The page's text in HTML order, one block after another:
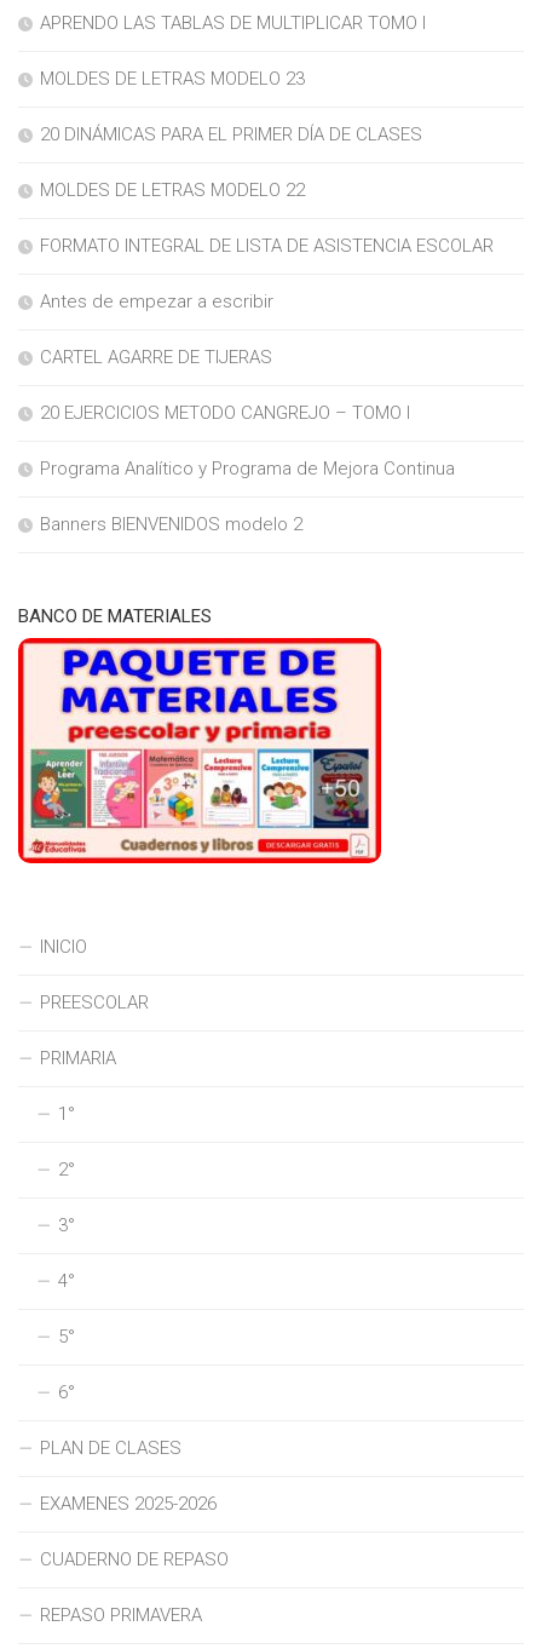
APRENDO LAS TABLAS DE MULTIPLICAR TOMO I
MOLDES DE LETRAS MODELO 23
20 DINÁMICAS PARA EL PRIMER DÍA DE CLASES
MOLDES DE LETRAS MODELO 22
FORMATO INTEGRAL DE LISTA DE ASISTENCIA ESCOLAR
Antes de empezar a escribir
CARTEL AGARRE DE TIJERAS
20 EJERCICIOS METODO CANGREJO – TOMO I
Programa Analítico y Programa de Mejora Continua
Banners BIENVENIDOS modelo 2
BANCO DE MATERIALES
INICIO
PREESCOLAR
PRIMARIA
1°
2°
3°
4°
5°
6°
PLAN DE CLASES
EXAMENES 2025-2026
CUADERNO DE REPASO
REPASO PRIMAVERA